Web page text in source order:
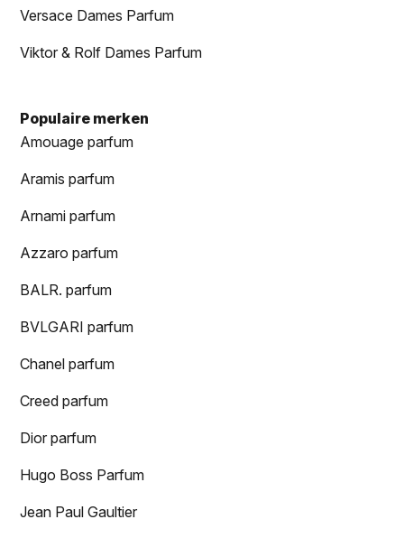
Versace Dames Parfum
Viktor & Rolf Dames Parfum
Populaire merken
Amouage parfum
Aramis parfum
Arnami parfum
Azzaro parfum
BALR. parfum
BVLGARI parfum
Chanel parfum
Creed parfum
Dior parfum
Hugo Boss Parfum
Jean Paul Gaultier